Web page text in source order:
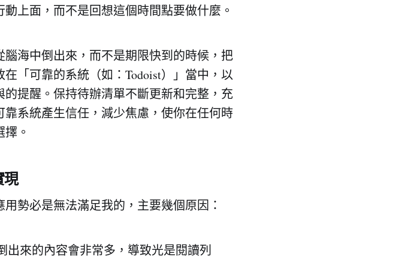
上面，而不是回想這個時間點要做什麼。
腦海中倒出來，而不是期限快到的時候，把
「可靠的系統（如：Todoist）」當中，以
提醒。保持待辦清單不斷更新和完整，充
系統產生信任，減少焦慮，使你在任何時
。
現
勢必是無法滿足我的，主要幾個原因：
出來的內容會非常多，導致光是閱讀列